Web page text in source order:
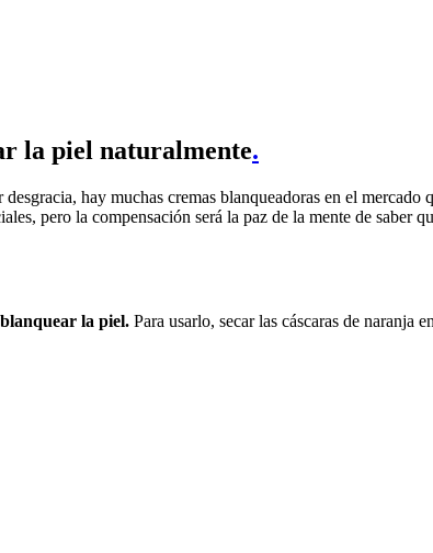
la piel naturalmente.
desgracia, hay muchas cremas blanqueadoras en el mercado
pero la compensación será la paz de la mente de saber
blanquear la piel. Para usarlo, secar las cáscaras de naranja